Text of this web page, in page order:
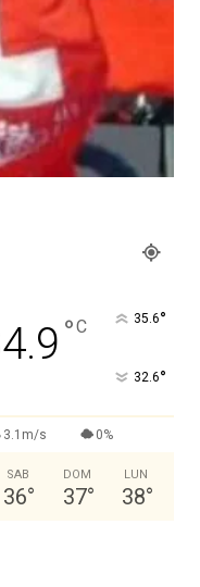
°C 35.6°
32.6°
3.1m/s 0%
SAB
36°
DOM
37°
LUN
38°